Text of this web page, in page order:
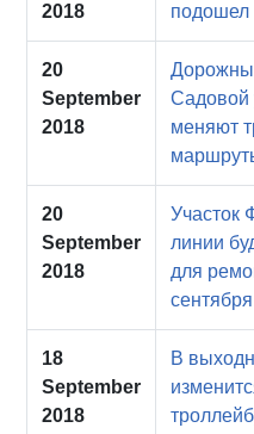
2018
подошел
20
September
2018
Садовой
меняют
20
September
2018
Участок
линии
для
сентября
18
September
2018
В